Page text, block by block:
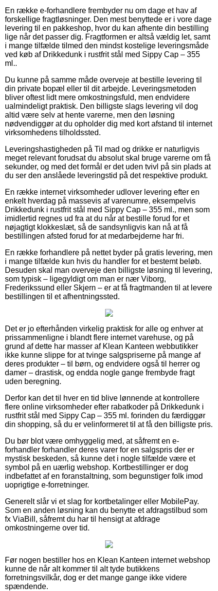
En række e-forhandlere frembyder nu om dage et hav af
forskellige fragtløsninger. Den mest benyttede er i vore dage
levering til en pakkeshop, hvor du kan afhente din bestilling
lige når det passer dig. Fragtformen er altså vældig let, samt
i mange tilfælde tilmed den mindst kostelige leveringsmåde
ved køb af Drikkedunk i rustfrit stål med Sippy Cap – 355
ml..
Du kunne på samme måde overveje at bestille levering til
din private bopæl eller til dit arbejde. Leveringsmetoden
bliver oftest lidt mere omkostningsfuld, men endvidere
ualmindeligt praktisk. Den billigste slags levering vil dog
altid være selv at hente varerne, men den løsning
nødvendiggør at du opholder dig med kort afstand til internet
virksomhedens tilholdssted.
Leveringshastigheden på Til mad og drikke er naturligvis
meget relevant forudsat du absolut skal bruge varerne om få
sekunder, og med det formål er det uden tvivl på sin plads at
du ser den anslåede leveringstid på det respektive produkt.
En række internet virksomheder udlover levering efter en
enkelt hverdag på massevis af varenumre, eksempelvis
Drikkedunk i rustfrit stål med Sippy Cap – 355 ml., men som
imidlertid regnes ud fra at du når at bestille forud for et
nøjagtigt klokkeslæt, så de sandsynligvis kan nå at få
bestillingen afsted forud for at medarbejderne har fri.
En række forhandlere på nettet byder på gratis levering, men
i mange tilfælde kun hvis du handler for et bestemt beløb.
Desuden skal man overveje den billigste løsning til levering,
som typisk – ligegyldigt om man er nær Viborg,
Frederikssund eller Skjern – er at få fragtmanden til at levere
bestillingen til et afhentningssted.
Det er jo efterhånden virkelig praktisk for alle og enhver at
prissammenligne i blandt flere internet varehuse, og på
grund af dette har masser af Klean Kanteen webbutikker
ikke kunne slippe for at tvinge salgspriserne på mange af
deres produkter – til børn, og endvidere også til herrer og
damer – drastisk, og endda nogle gange frembyde fragt
uden beregning.
Derfor kan det til hver en tid blive lønnende at kontrollere
flere online virksomheder efter rabatkoder på Drikkedunk i
rustfrit stål med Sippy Cap – 355 ml. forinden du færdiggør
din shopping, så du er velinformeret til at få den billigste pris.
Du bør blot være omhyggelig med, at såfremt en e-
forhandler forhandler deres varer for en salgspris der er
mystisk beskeden, så kunne det i nogle tilfælde være et
symbol på en uærlig webshop. Kortbestillinger er dog
indbefattet af en foranstaltning, som begunstiger folk imod
uoprigtige e-forretninger.
Generelt slår vi et slag for kortbetalinger eller MobilePay.
Som en anden løsning kan du benytte et afdragstilbud som
fx ViaBill, såfremt du har til hensigt at afdrage
omkostningerne over tid.
Før nogen bestiller hos en Klean Kanteen internet webshop
kunne de når alt kommer til alt tyde butikkens
forretningsvilkår, dog er det mange gange ikke videre
spændende.